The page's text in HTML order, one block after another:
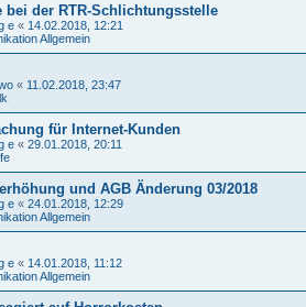
bei der RTR-Schlichtungsstelle
e « 14.02.2018, 12:21
Allgemein
« 11.02.2018, 23:47
für Internet-Kunden
e « 29.01.2018, 20:11
und AGB Änderung 03/2018
e « 24.01.2018, 12:29
Allgemein
e « 14.01.2018, 11:12
Allgemein